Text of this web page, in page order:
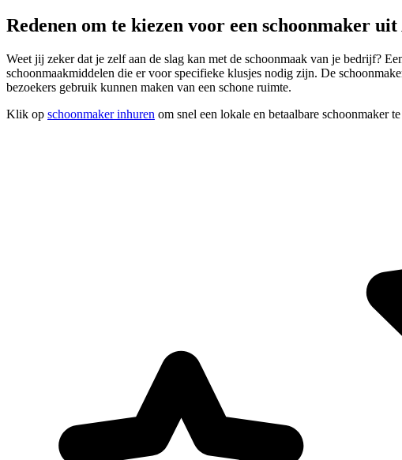
Redenen om te kiezen voor een schoonmaker
Weet jij zeker dat je zelf aan de slag kan met de schoonmaak van je bedrijf?
schoonmaakmiddelen die er voor specifieke klusjes nodig zijn. De
bezoekers gebruik kunnen maken van een schone ruimte.
Klik op schoonmaker inhuren om snel een lokale en betaalbare schoonmaker